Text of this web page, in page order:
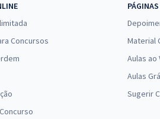
Concursos
Material
Aulas ao
Aulas
Sugerir